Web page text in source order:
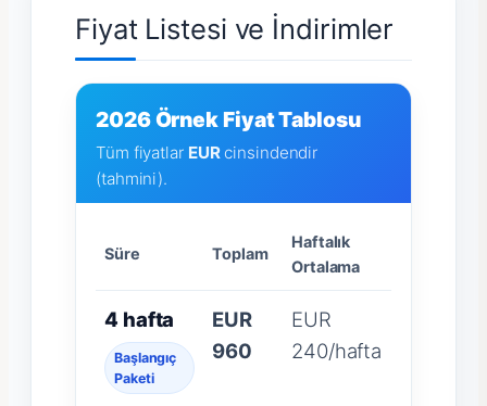
Fiyat Listesi ve İndirimler
2026 Örnek Fiyat Tablosu
Tüm fiyatlar EURcinsindendir
(tahmini).
Süre Toplam
Haftalık
Ortalama
4 hafta
Başlangıç
Paketi
EUR
960
EUR
240/hafta